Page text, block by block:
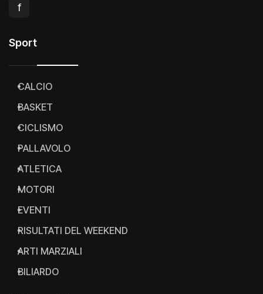
f
Sport
CALCIO
BASKET
CICLISMO
PALLAVOLO
ATLETICA
MOTORI
EVENTI
RISULTATI DEL WEEKEND
ARTI MARZIALI
BILIARDO